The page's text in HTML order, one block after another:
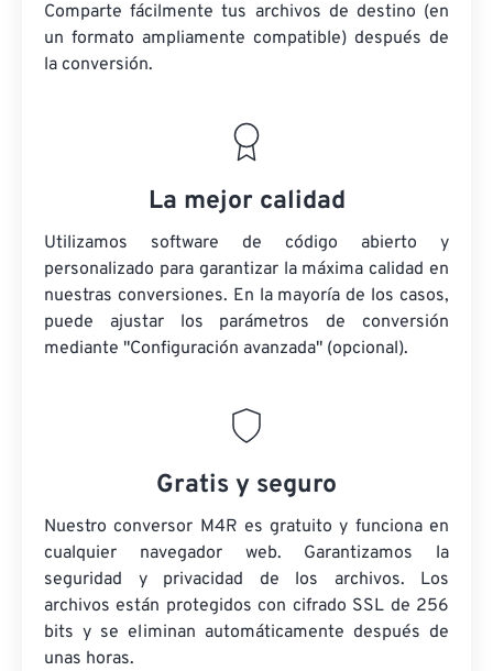
Comparte fácilmente tus archivos de destino (en
un formato ampliamente compatible) después de
la conversión.
La mejor calidad
Utilizamos software de código abierto y
personalizado para garantizar la máxima calidad en
nuestras conversiones. En la mayoría de los casos,
puede ajustar los parámetros de conversión
mediante "Configuración avanzada" (opcional).
Gratis y seguro
Nuestro conversor M4R es gratuito y funciona en
cualquier navegador web. Garantizamos la
seguridad y privacidad de los archivos. Los
archivos están protegidos con cifrado SSL de 256
bits y se eliminan automáticamente después de
unas horas.